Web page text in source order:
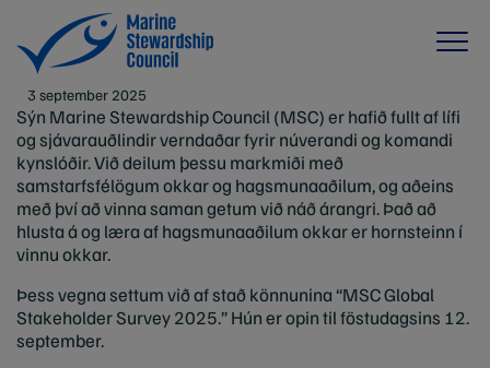
3 september 2025
Sýn Marine Stewardship Council (MSC) er hafið fullt af lífi
og sjávarauðlindir verndaðar fyrir núverandi og komandi
kynslóðir. Við deilum þessu markmiði með
samstarfsfélögum okkar og hagsmunaaðilum, og aðeins
með því að vinna saman getum við náð árangri. Það að
hlusta á og læra af hagsmunaaðilum okkar er hornsteinn í
vinnu okkar.
Þess vegna settum við af stað könnunina “MSC Global
Stakeholder Survey 2025.” Hún er opin til föstudagsins 12.
september.